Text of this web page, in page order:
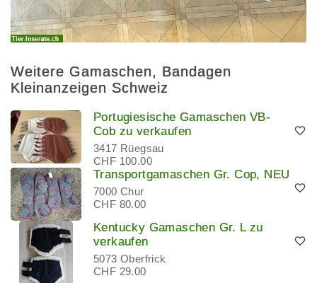
Weitere Gamaschen, Bandagen
Kleinanzeigen Schweiz
Portugiesische Gamaschen VB-
Cob zu verkaufen
3417 Rüegsau
CHF 100.00
Transportgamaschen Gr. Cop, NEU
7000 Chur
CHF 80.00
Kentucky Gamaschen Gr. L zu
verkaufen
5073 Oberfrick
CHF 29.00